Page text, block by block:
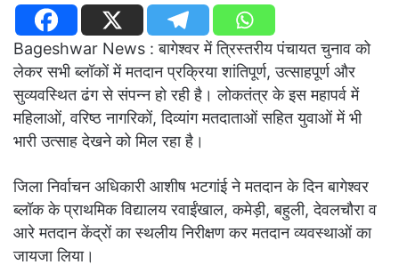
Bageshwar News : बागेश्वर में त्रिस्तरीय पंचायत चुनाव को
लेकर सभी ब्लॉकों में मतदान प्रक्रिया शांतिपूर्ण, उत्साहपूर्ण और
सुव्यवस्थित ढंग से संपन्न हो रही है। लोकतंत्र के इस महापर्व में
महिलाओं, वरिष्ठ नागरिकों, दिव्यांग मतदाताओं सहित युवाओं में भी
भारी उत्साह देखने को मिल रहा है।
जिला निर्वाचन अधिकारी आशीष भटगांई ने मतदान के दिन बागेश्वर
ब्लॉक के प्राथमिक विद्यालय रवाईंखाल, कमेड़ी, बहुली, देवलचौरा व
आरे मतदान केंद्रों का स्थलीय निरीक्षण कर मतदान व्यवस्थाओं का
जायजा लिया।